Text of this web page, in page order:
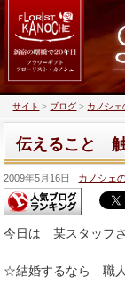
サイト > ブログ > カノシェ
伝えること
2009年5月16日 カノシェ
今日は 某スタッフ
☆結婚するなら 職